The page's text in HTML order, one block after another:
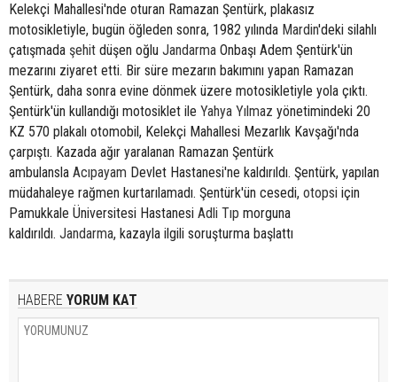
Kelekçi Mahallesi'nde oturan Ramazan Şentürk, plakasız
motosikletiyle, bugün öğleden sonra, 1982 yılında Mardin'deki silahlı
çatışmada şehit düşen oğlu Jandarma Onbaşı Adem Şentürk'ün
mezarını ziyaret etti. Bir süre mezarın bakımını yapan Ramazan
Şentürk, daha sonra evine dönmek üzere motosikletiyle yola çıktı.
Şentürk'ün kullandığı motosiklet ile Yahya Yılmaz yönetimindeki 20
KZ 570 plakalı otomobil, Kelekçi Mahallesi Mezarlık Kavşağı'nda
çarpıştı. Kazada ağır yaralanan Ramazan Şentürk
ambulansla Acıpayam Devlet Hastanesi'ne kaldırıldı. Şentürk, yapılan
müdahaleye rağmen kurtarılamadı. Şentürk'ün cesedi, otopsi için
Pamukkale Üniversitesi Hastanesi Adli Tıp morguna
kaldırıldı. Jandarma, kazayla ilgili soruşturma başlattı
HABERE YORUM KAT